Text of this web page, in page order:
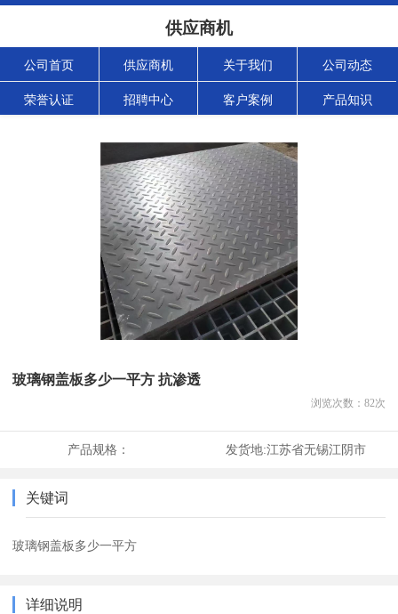
供应商机
公司首页 供应商机 关于我们 公司动态
荣誉认证 招聘中心 客户案例 产品知识
玻璃钢盖板多少一平方 抗渗透
浏览次数： 82次
产品规格： 发货地:江苏省无锡江阴市
关键词
玻璃钢盖板多少一平方
详细说明